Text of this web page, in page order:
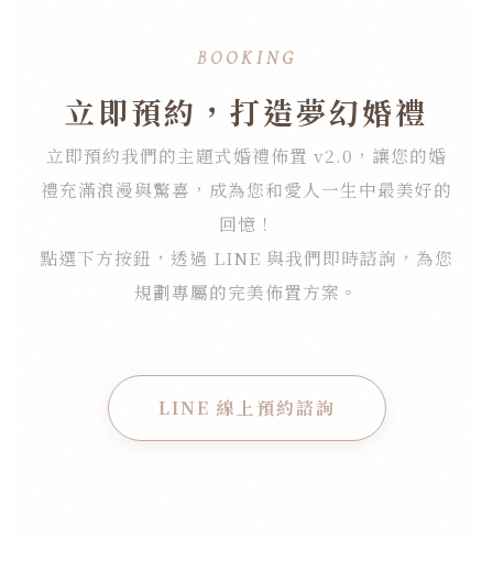
BOOKING
立即預約，打造夢幻婚禮
立即預約我們的主題式婚禮佈置 v2.0，讓您的婚
禮充滿浪漫與驚喜，成為您和愛人一生中最美好的
回憶！
點選下方按鈕，透過 LINE 與我們即時諮詢，為您
規劃專屬的完美佈置方案。
LINE 線上預約諮詢